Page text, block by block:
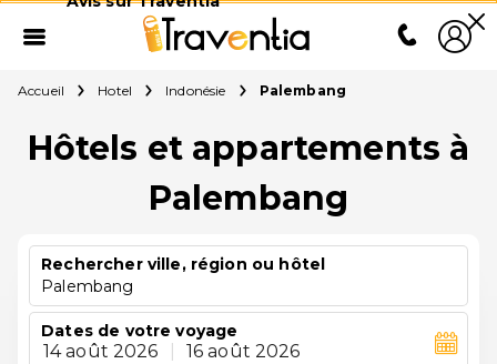
Accueil Hotel Indonésie Palembang
Hôtels et appartements à
Palembang
Rechercher ville, région ou hôtel
Palembang
Dates de votre voyage
14 août 2026 16 août 2026